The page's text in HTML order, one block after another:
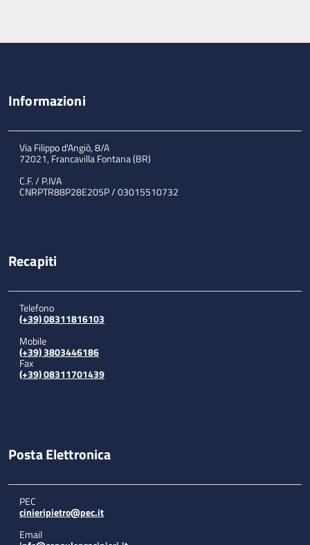
Informazioni
Via Filippo d'Angiò, 8/A
72021, Francavilla Fontana (BR)
C.F. / P.IVA
CNRPTR88P28E205P / 03015510732
Recapiti
Telefono
(+39) 08311816103
Mobile
(+39) 3803446186
Fax
(+39) 08311701439
Posta Elettronica
PEC
cinieripietro@pec.it
Email